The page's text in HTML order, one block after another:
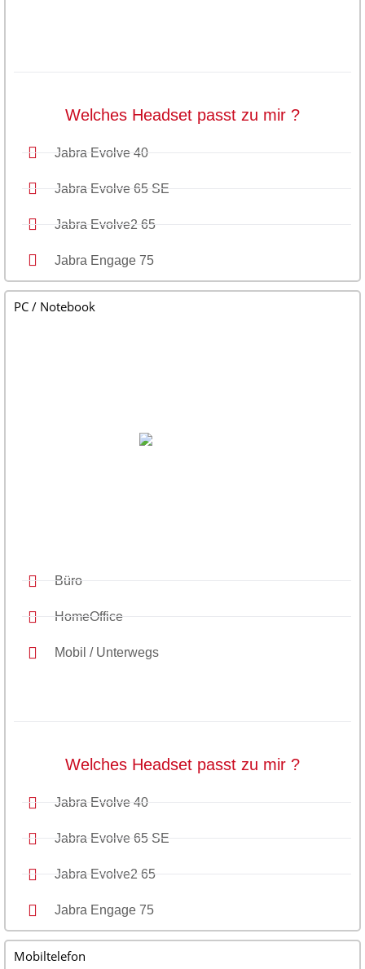
Welches Headset passt zu mir ?
Jabra Evolve 40
Jabra Evolve 65 SE
Jabra Evolve2 65
Jabra Engage 75
PC / Notebook
Büro
HomeOffice
Mobil / Unterwegs
Welches Headset passt zu mir ?
Jabra Evolve 40
Jabra Evolve 65 SE
Jabra Evolve2 65
Jabra Engage 75
Mobiltelefon